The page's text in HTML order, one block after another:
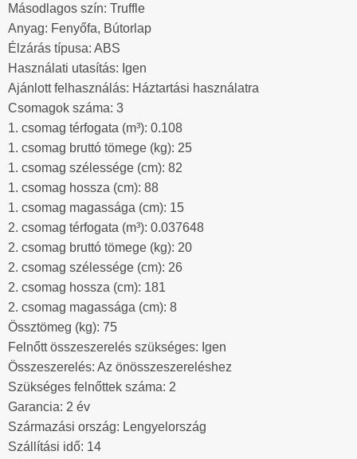
Másodlagos szín: Truffle
Anyag: Fenyőfa, Bútorlap
Élzárás típusa: ABS
Használati utasítás: Igen
Ajánlott felhasználás: Háztartási használatra
Csomagok száma: 3
1. csomag térfogata (m³): 0.108
1. csomag bruttó tömege (kg): 25
1. csomag szélessége (cm): 82
1. csomag hossza (cm): 88
1. csomag magassága (cm): 15
2. csomag térfogata (m³): 0.037648
2. csomag bruttó tömege (kg): 20
2. csomag szélessége (cm): 26
2. csomag hossza (cm): 181
2. csomag magassága (cm): 8
Össztömeg (kg): 75
Felnőtt összeszerelés szükséges: Igen
Összeszerelés: Az önösszeszereléshez
Szükséges felnőttek száma: 2
Garancia: 2 év
Származási ország: Lengyelország
Szállítási idő: 14